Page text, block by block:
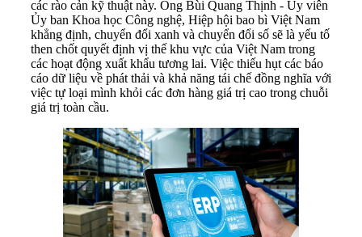
các rào cản kỹ thuật này. Ông Bùi Quang Thịnh - Ủy viên
Ủy ban Khoa học Công nghệ, Hiệp hội bao bì Việt Nam
khẳng định, chuyển đổi xanh và chuyển đổi số sẽ là yếu tố
then chốt quyết định vị thế khu vực của Việt Nam trong
các hoạt động xuất khẩu tương lai. Việc thiếu hụt các báo
cáo dữ liệu về phát thải và khả năng tái chế đồng nghĩa với
việc tự loại mình khỏi các đơn hàng giá trị cao trong chuỗi
giá trị toàn cầu.